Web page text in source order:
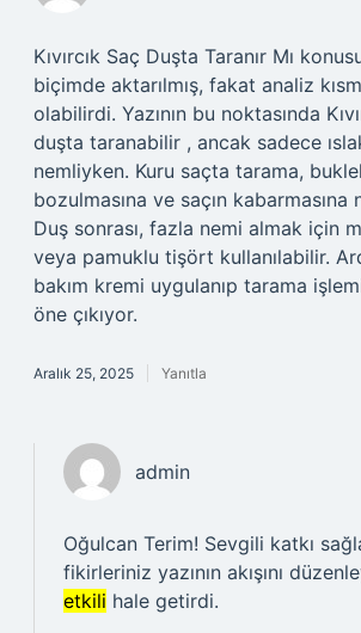
Kıvırcık Saç Duşta Taranır Mı
biçimde aktarılmış, fakat analiz
olabilirdi. Yazının bu noktasında
duşta taranabilir , ancak sadece
nemliyken. Kuru saçta tarama,
bozulmasına ve saçın kabarmasına
Duş sonrası, fazla nemi almak için
veya pamuklu tişört kullanılabilir.
bakım kremi uygulanıp tarama
öne çıkıyor.
Aralık 25, 2025 Yanıtla
admin
Oğulcan Terim! Sevgili katkı
fikirleriniz yazının akışını
etkili hale getirdi.